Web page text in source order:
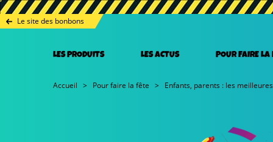
LES PRODUITS LES ACTUS POUR FAIRE LA
Le site des bonbons
Accueil Pour faire la fête Enfants, parents : les